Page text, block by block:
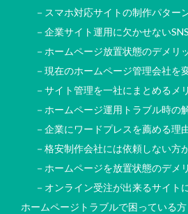
－スマホ対応サイトの制作パター
－企業サイト運用に欠かせない
－ホームページ放置状態のデメリ
－現在のホームページ管理会社を
－サイト管理を一社にまとめるメ
－ホームページ運用トラブル時の
－企業にワードプレスを薦める理
－格安制作会社には依頼しない方
－ホームページを放置状態のデメ
－オンライン受注が出来るサイト
ホームページトラブルで困っている方